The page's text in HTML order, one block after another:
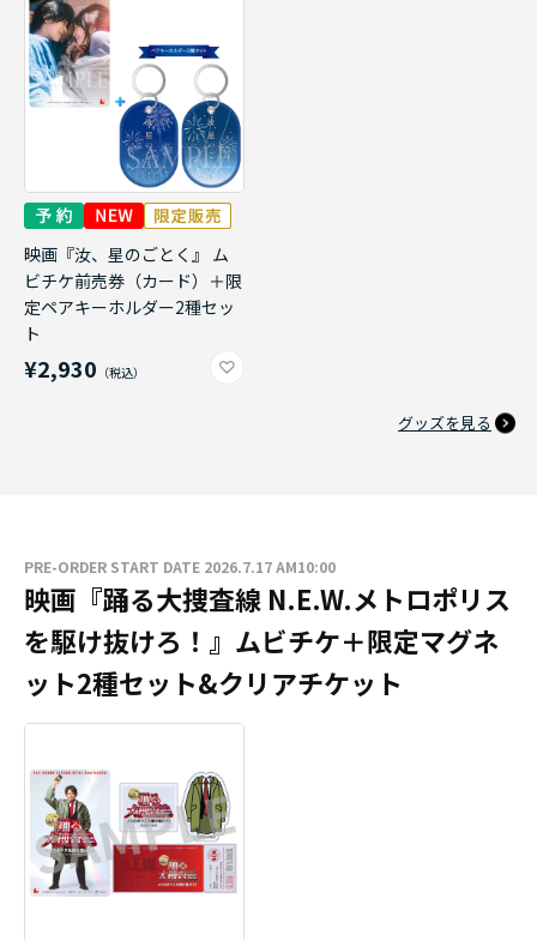
映画『汝、星のごとく』 ム
ビチケ前売券（カード）＋限
定ペアキーホルダー2種セッ
ト
¥2,930
グッズを見る
PRE-ORDER START DATE 2026.7.17 AM10:00
映画『踊る大捜査線 N.E.W.メトロポリス
を駆け抜けろ！』ムビチケ＋限定マグネ
ット2種セット&クリアチケット